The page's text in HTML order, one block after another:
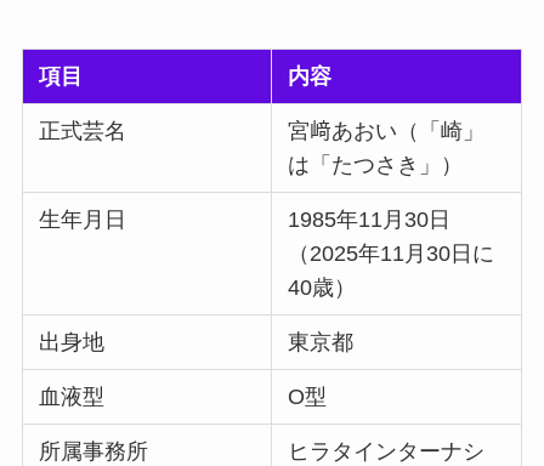
項目 内容
正式芸名
宮﨑あおい（「崎」
は「たつさき」）
生年月日
1985年11月30日
（2025年11月30日に
40歳）
出身地 東京都
血液型 O型
所属事務所
ヒラタインターナシ